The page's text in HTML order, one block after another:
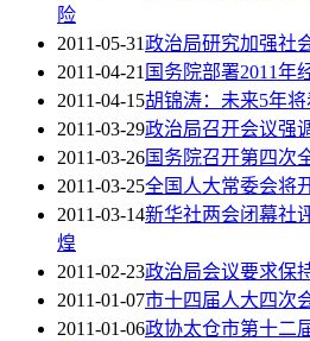
险
2011-05-31政治局研究加强社
2011-04-21 国务院部署2011年
2011-04-15胡锦涛：未来5年
2011-03-29政治局召开会议强
2011-03-26国务院召开第四次
2011-03-25全国人大常委会将
2011-03-14新华社两会闭幕社
煌
2011-02-23政治局会议要求保
2011-01-07市十四届人大四次
2011-01-06政协太仓市第十二